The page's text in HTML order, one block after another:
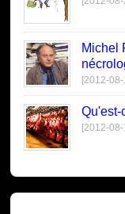
Michel
[2012-08-
Qu'est-
[2012-08-